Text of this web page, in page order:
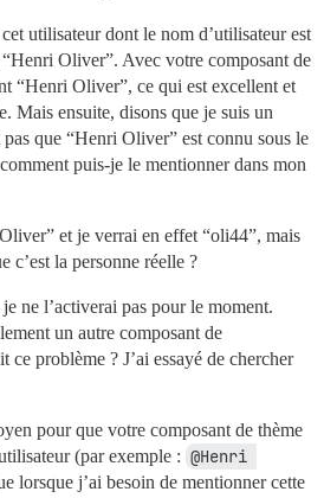
utilisateur dont le nom d’utilisateur est
Oliver”. Avec votre composant de
“Henri Oliver”, ce qui est excellent et
Mais ensuite, disons que je suis un
que “Henri Oliver” est connu sous le
puis-je le mentionner dans mon
et je verrai en effet “oli44”, mais
c’est la personne réelle ?
ne l’activerai pas pour le moment.
un autre composant de
problème ? J’ai essayé de chercher
pour que votre composant de thème
(par exemple : @Henri
lorsque j’ai besoin de mentionner cette